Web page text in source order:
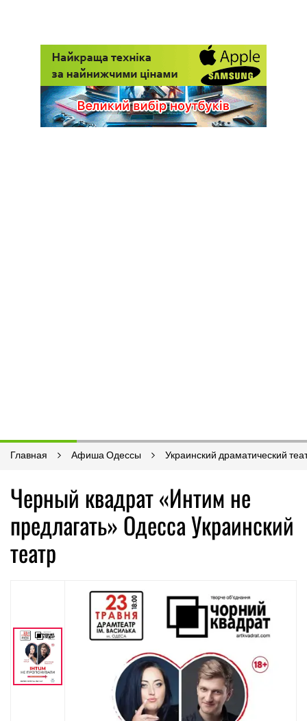
Главная Афиша Одессы Украинский драматический
Черный квадрат «Интим не
предлагать» Одесса Украинский
театр